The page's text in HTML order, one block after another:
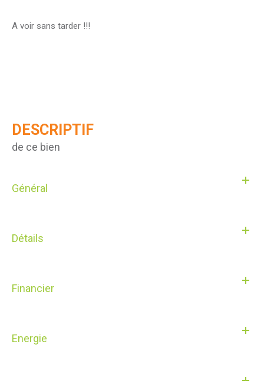
A voir sans tarder !!!
DESCRIPTIF
de ce bien
Général
Détails
Financier
Energie